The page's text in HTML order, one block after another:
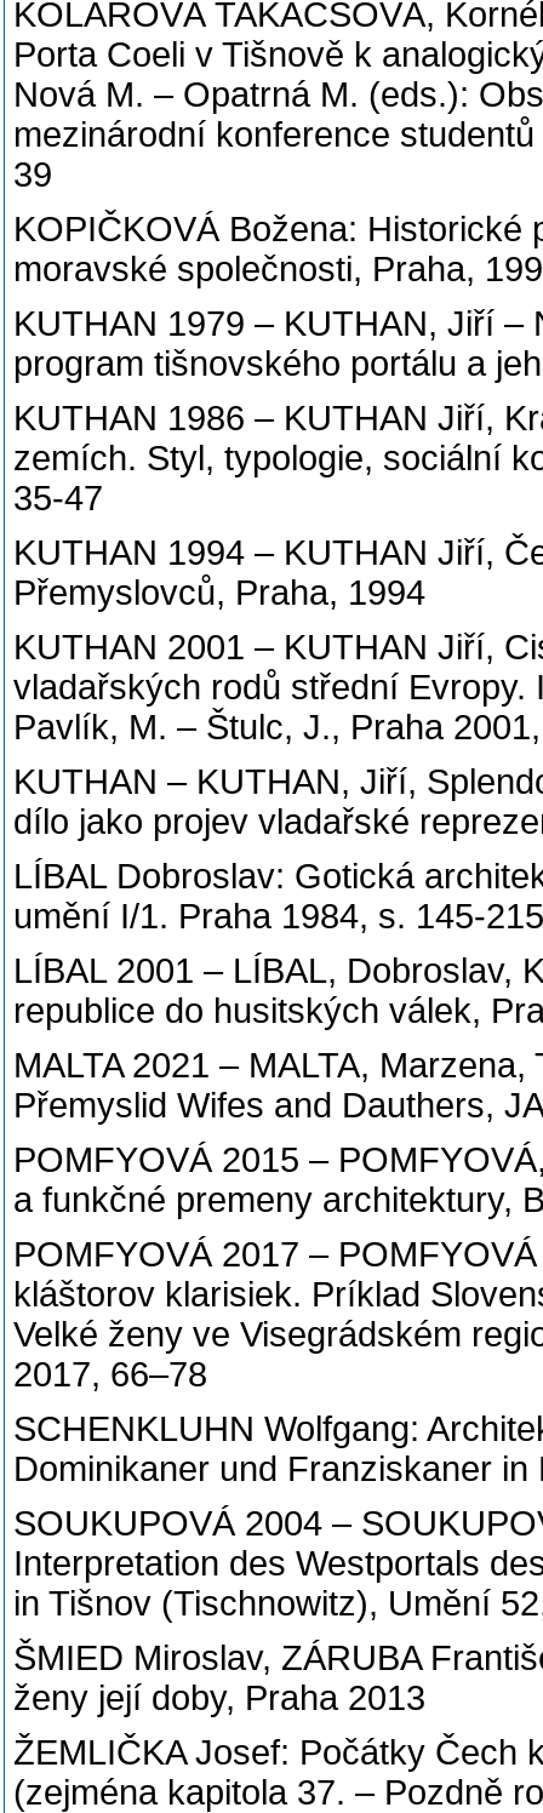
KOLÁŘOVÁ TAKÁCSOVÁ,
Porta Coeli v Tišnově k
Nová M. – Opatrná M. (eds.):
mezinárodní konference
39
KOPIČKOVÁ Božena:
moravské společnosti, Praha,
KUTHAN 1979 – KUTHAN, Jiří –
program tišnovského portálu a
KUTHAN 1986 – KUTHAN Jiří,
zemích. Styl, typologie, sociální
35-47
KUTHAN 1994 – KUTHAN Jiří,
Přemyslovců, Praha, 1994
KUTHAN 2001 – KUTHAN Jiří,
vladařských rodů střední
Pavlík, M. – Štulc, J., Praha
KUTHAN – KUTHAN, Jiří,
dílo jako projev vladařské
LÍBAL Dobroslav: Gotická
umění I/1. Praha 1984, s. 145-215
LÍBAL 2001 – LÍBAL, Dobroslav,
republice do husitských válek,
MALTA 2021 – MALTA,
Přemyslid Wifes and Dauthers,
POMFYOVÁ 2015 –
a funkčné premeny architektury,
POMFYOVÁ 2017 –
kláštorov klarisiek. Príklad
Velké ženy ve Visegrádském
2017, 66–78
SCHENKLUHN Wolfgang:
Dominikaner und Franziskaner
SOUKUPOVÁ 2004 –
Interpretation des Westportals
in Tišnov (Tischnowitz), Umění
ŠMIED Miroslav, ZÁRUBA
ženy její doby, Praha 2013
ŽEMLIČKA Josef: Počátky Čech
(zejména kapitola 37. – Pozdně